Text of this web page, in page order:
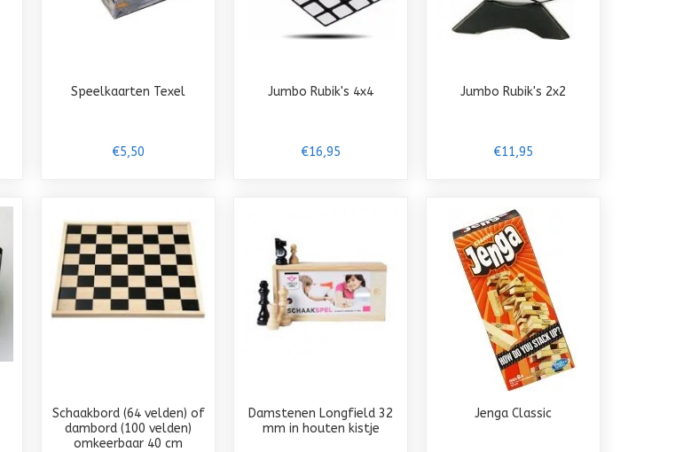
Speelkaarten Texel
€5,50
Jumbo Rubik's 4x4
€16,95
Jumbo Rubik's 2x2
€11,95
Schaakbord (64 velden) of
dambord (100 velden)
omkeerbaar 40 cm
Damstenen Longfield 32
mm in houten kistje
Jenga Classic